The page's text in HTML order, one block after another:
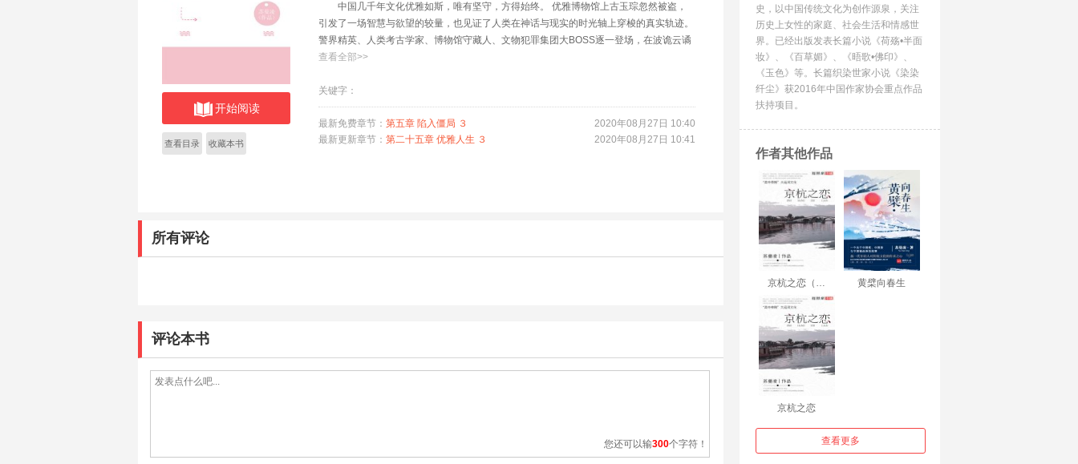
开始阅读
查看目录 收藏本书
中国几千年文化优雅如斯，唯有坚守，方得始终。 优雅博物馆上古玉琮忽然被盗，
引发了一场智慧与欲望的较量，也见证了人类在神话与现实的时光轴上穿梭的真实轨迹。
警界精英、人类考古学家、博物馆守藏人、文物犯罪集团大BOSS逐一登场，在波诡云谲
的攻守与探寻中，在情深似海的救赎与追忆里，谁才是最后守住内心的那个人？ 上古礼
河，如精美图腾，它隐藏着什么样的人类信仰？它揭示了几千年来从来不曾消失的真正人
文密码？那些华美器物是漫漫岁月长河里最令人豁悟与警醒的存在，一直滋养着国人血液
中的文化基因，激励我们每一个人都成为文物的见证者与保护者。
查看全部>>
关键字：
最新免费章节： 第五章 陷入僵局 ３
2020年08月27日 10:40
最新更新章节： 第二十五章 优雅人生 ３ 2020年08月27日 10:41
所有评论
评论本书
您还可以输300个字符！
史，以中国传统文化为创作源泉，关注
历史上女性的家庭、社会生活和情感世
界。已经出版发表长篇小说《荷殇•半面
妆》、《百草媚》、《晤歌•佛印》、
《玉色》等。长篇织染世家小说《染染
纤尘》获2016年中国作家协会重点作品
扶持项目。
作者其他作品
京杭之恋（… 黄檗向春生
京杭之恋
查看更多